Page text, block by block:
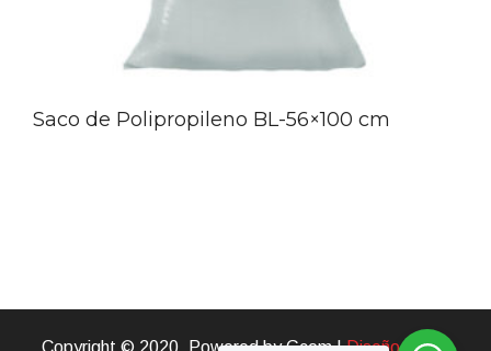
Saco de Polipropileno BL-56×100 cm
Copyright © 2020. Powered by Gcom |Diseño Web|